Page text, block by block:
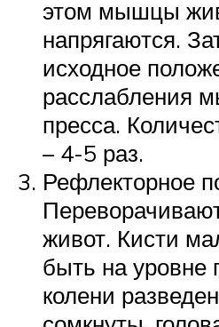
этом мышцы
напрягаются.
исходное
расслабления
пресса.
– 4-5 раз.
Рефлекторное
живот. Кисти
быть на уровне
колени